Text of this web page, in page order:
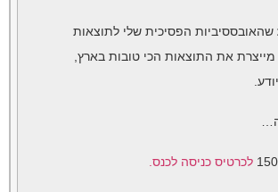
שהאובססיביות הפסיכית שלי לתוצאות
את התוצאות הכי טובות בארץ,
לכרטיס כניסה לכנס.